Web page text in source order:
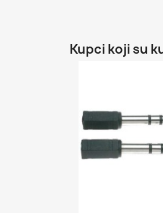
Kupci koji su